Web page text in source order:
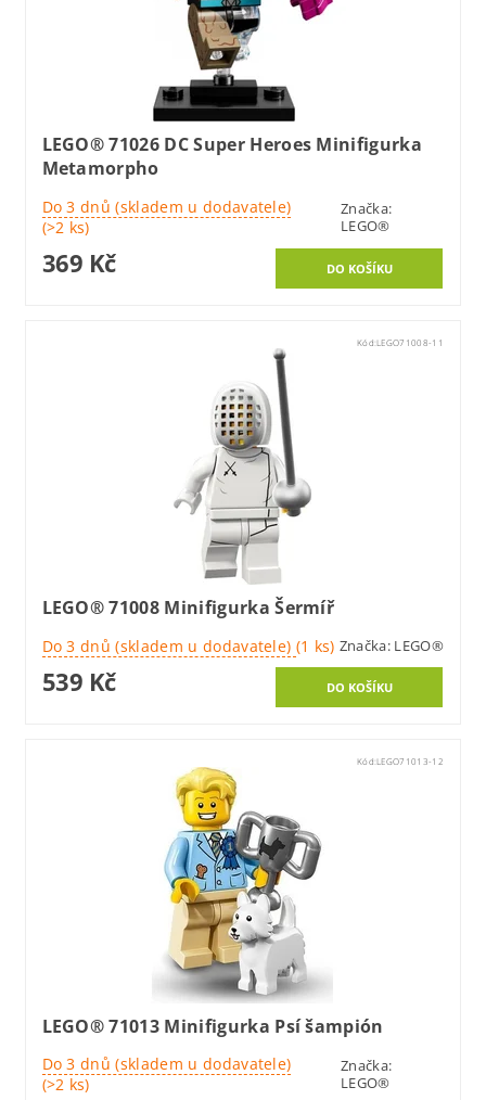
LEGO® 71026 DC Super Heroes Minifigurka
Metamorpho
Do 3 dnů (skladem u dodavatele)
(>2 ks)
Značka:
LEGO®
369 Kč
Kód:LEGO71008-11
LEGO® 71008 Minifigurka Šermíř
Do 3 dnů (skladem u dodavatele) (1 ks) Značka: LEGO®
539 Kč
Kód:LEGO71013-12
LEGO® 71013 Minifigurka Psí šampión
Do 3 dnů (skladem u dodavatele)
(>2 ks)
Značka:
LEGO®